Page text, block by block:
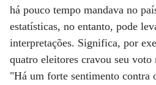
há pouco tempo mandava no
estatísticas, no entanto, pode
interpretações. Significa, por
quatro eleitores cravou seu voto
"Há um forte sentimento contra